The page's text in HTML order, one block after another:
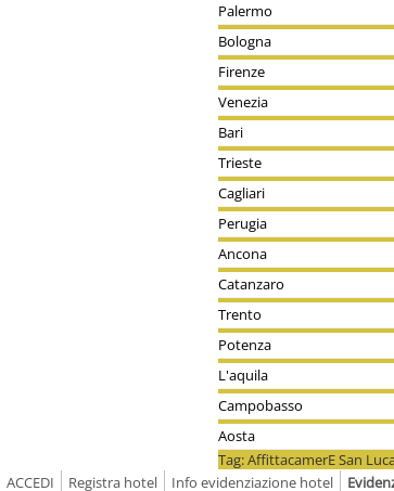
Palermo
Bologna
Firenze
Venezia
Bari
Trieste
Cagliari
Perugia
Ancona
Catanzaro
Trento
Potenza
L'aquila
Campobasso
Aosta
Tag: AffittacamerE San
ACCEDI
Registra hotel Info evidenziazione hotel